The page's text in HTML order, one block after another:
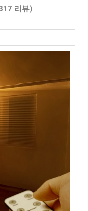
리뷰)